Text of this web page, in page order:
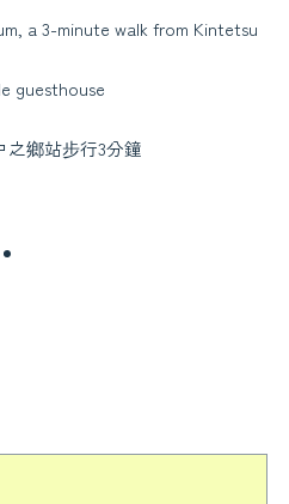
パンフレット
a 3-minute walk from Kintetsu
guesthouse
鄉站步行3分鐘